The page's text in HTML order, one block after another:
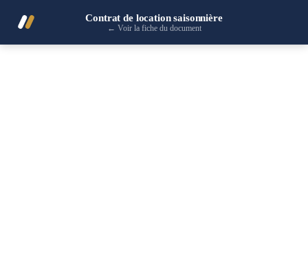
Contrat de location saisonnière
← Voir la fiche du document